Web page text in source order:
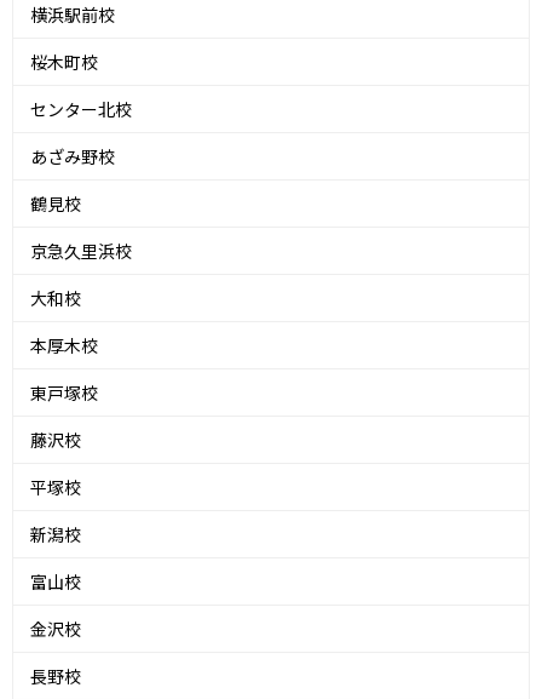
横浜駅前校
桜木町校
センター北校
あざみ野校
鶴見校
京急久里浜校
大和校
本厚木校
東戸塚校
藤沢校
平塚校
新潟校
富山校
金沢校
長野校